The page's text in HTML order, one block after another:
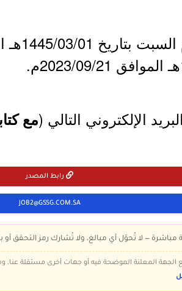
الإلكتروني التالي (مع
رابط المصدر
JOB2@GSSG.COM.SA
مباشرة — لا تُحوّل أي مبالغ، ولا تُشارك رمز التحقق
الجهة المعلنة الموضحة فيه أو جهات أخرى مستقلة